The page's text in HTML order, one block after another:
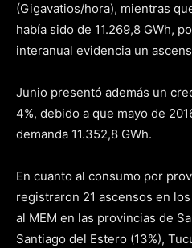
(Gigavatios/hora), mientras
había sido de 11.269,8 GWh,
interanual evidencia un
Junio presentó además un
4%, debido a que mayo de
demanda 11.352,8 GWh.
En cuanto al consumo por
registraron 21 ascensos en
al MEM en las provincias de
Santiago del Estero (13%),